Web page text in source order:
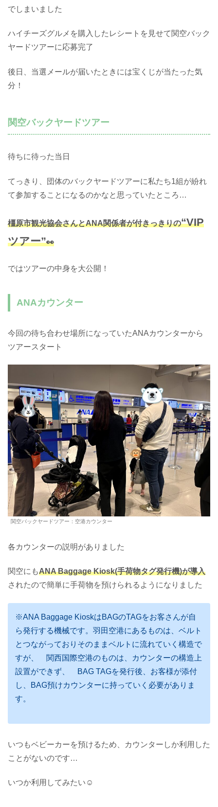
でしまいました
ハイチーズグルメを購入したレシートを見せて関空バック
ヤードツアーに応募完了
後日、当選メールが届いたときには宝くじが当たった気
分！
関空バックヤードツアー
待ちに待った当日
てっきり、団体のバックヤードツアーに私たち1組が紛れ
て参加することになるのかなと思っていたところ…
橿原市観光協会さんとANA関係者が付きっきりの“VIP
ツアー”👀
ではツアーの中身を大公開！
ANAカウンター
今回の待ち合わせ場所になっていたANAカウンターから
ツアースタート
関空バックヤードツアー：空港カウンター
各カウンターの説明がありました
関空にもANA Baggage Kiosk(手荷物タグ発行機)が導入
されたので簡単に手荷物を預けられるようになりました
※ANA Baggage KioskはBAGのTAGをお客さんが自
ら発行する機械です。羽田空港にあるものは、ベルト
とつながっておりそのままベルトに流れていく構造で
すが、 関西国際空港のものは、カウンターの構造上
設置ができず、 BAG TAGを発行後、お客様が添付
し、BAG預けカウンターに持っていく必要がありま
す。
いつもベビーカーを預けるため、カウンターしか利用した
ことがないのです…
いつか利用してみたい☺